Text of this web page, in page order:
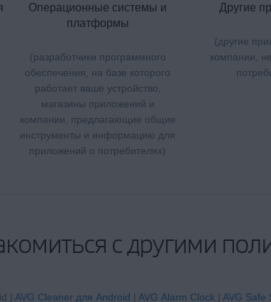
Операционные системы и
платформы
(разработчики программного
обеспечения, на базе которого
работает ваше устройство,
магазины приложений и
компании, предлагающие общие
инструменты и информацию для
приложений о потребителях)
Другие
(другие
компании,
с другими
| AVG Cleaner для Android | AVG Alarm Clock | AVG Safe